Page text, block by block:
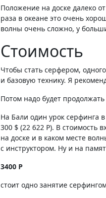
Положение на доске далеко
раза в океане это очень
волны очень сложно, у
Стоимость
Чтобы стать серфером,
и базовую технику. Я
Потом надо будет
На Бали один урок серфинга
300 $⁣ (22 622 Р). В стоимость
на доске и в каком месте
с инструктором. Ну и на
3400 Р
стоит одно занятие